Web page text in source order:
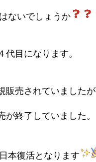
ないでしょうか
目になります。
販売されていましたが
終了していました。
本復活となります